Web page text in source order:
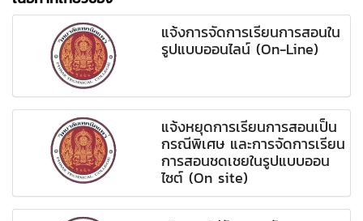
แจ้งการจัดการเรียนการสอนใน
รูปแบบออนไลน์ (On-Line)
แจ้งหยุดการเรียนการสอนเป็น
กรณีพิเศษ และการจัดการเรียน
การสอนชดเชยในรูปแบบออน
ไซต์ (On site)